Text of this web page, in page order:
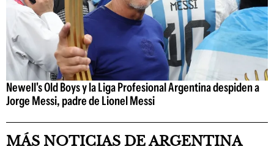
Newell's Old Boys y la Liga Profesional Argentina despiden a
Jorge Messi, padre de Lionel Messi
MÁS NOTICIAS DE ARGENTINA